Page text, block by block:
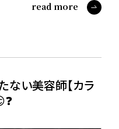
read more
ない美容師【カラ